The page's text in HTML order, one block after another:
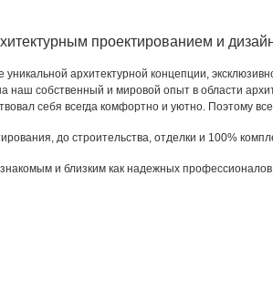
проектированием и
архитектурной концепции,
собственный и мировой опыт в области
себя всегда комфортно и уютно. Поэтому
до строительства, отделки и 100%
и близким как надежных профессионалов